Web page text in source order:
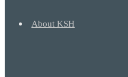
About KSH